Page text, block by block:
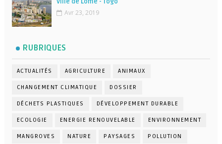
Avr 23, 2019
RUBRIQUES
ACTUALITÉS AGRICULTURE ANIMAUX
CHANGEMENT CLIMATIQUE DOSSIER
DÉCHETS PLASTIQUES DÉVELOPPEMENT DURABLE
ECOLOGIE ENERGIE RENOUVELABLE ENVIRONNEMENT
MANGROVES NATURE PAYSAGES POLLUTION